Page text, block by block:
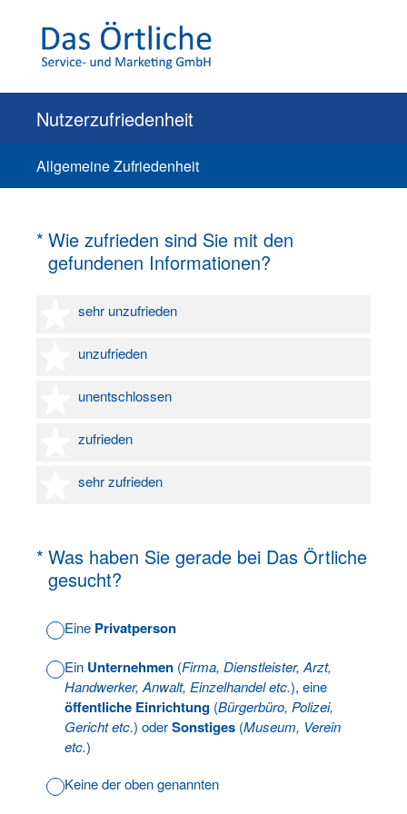
Nutzerzufriedenheit
Allgemeine Zufriedenheit
* Wie zufrieden sind Sie mit den
gefundenen Informationen?
(Erforderlich.)
sehr unzufrieden
1 Stern
unzufrieden
2 Sterne
unentschlossen
3 Sterne
zufrieden
4 Sterne
sehr zufrieden
5 Sterne
* Was haben Sie gerade bei Das Örtliche
gesucht?
(Erforderlich.)
Eine Privatperson
Ein Unternehmen (Firma, Dienstleister, Arzt,
Handwerker, Anwalt, Einzelhandel etc.), eine
öffentliche Einrichtung (Bürgerbüro, Polizei,
Gericht etc.) oderSonstiges (Museum, Verein
etc.)
Keine der oben genannten